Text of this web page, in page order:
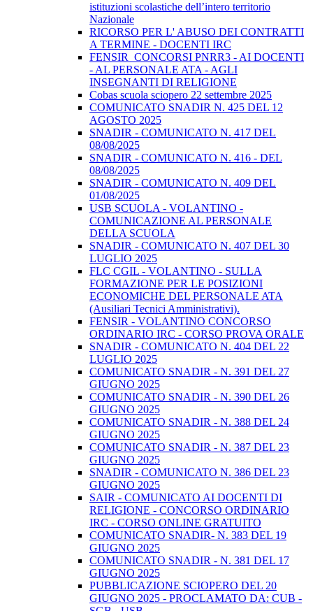
istituzioni scolastiche dell’intero territorio
Nazionale
RICORSO PER L' ABUSO DEI CONTRATTI
A TERMINE - DOCENTI IRC
FENSIR_CONCORSI PNRR3 - AI DOCENTI
- AL PERSONALE ATA - AGLI
INSEGNANTI DI RELIGIONE
Cobas scuola sciopero 22 settembre 2025
COMUNICATO SNADIR N. 425 DEL 12
AGOSTO 2025
SNADIR - COMUNICATO N. 417 DEL
08/08/2025
SNADIR - COMUNICATO N. 416 - DEL
08/08/2025
SNADIR - COMUNICATO N. 409 DEL
01/08/2025
USB SCUOLA - VOLANTINO -
COMUNICAZIONE AL PERSONALE
DELLA SCUOLA
SNADIR - COMUNICATO N. 407 DEL 30
LUGLIO 2025
FLC CGIL - VOLANTINO - SULLA
FORMAZIONE PER LE POSIZIONI
ECONOMICHE DEL PERSONALE ATA
(Ausiliari Tecnici Amministrativi).
FENSIR - VOLANTINO CONCORSO
ORDINARIO IRC - CORSO PROVA ORALE
SNADIR - COMUNICATO N. 404 DEL 22
LUGLIO 2025
COMUNICATO SNADIR - N. 391 DEL 27
GIUGNO 2025
COMUNICATO SNADIR - N. 390 DEL 26
GIUGNO 2025
COMUNICATO SNADIR - N. 388 DEL 24
GIUGNO 2025
COMUNICATO SNADIR - N. 387 DEL 23
GIUGNO 2025
SNADIR - COMUNICATO N. 386 DEL 23
GIUGNO 2025
SAIR - COMUNICATO AI DOCENTI DI
RELIGIONE - CONCORSO ORDINARIO
IRC - CORSO ONLINE GRATUITO
COMUNICATO SNADIR- N. 383 DEL 19
GIUGNO 2025
COMUNICATO SNADIR - N. 381 DEL 17
GIUGNO 2025
PUBBLICAZIONE SCIOPERO DEL 20
GIUGNO 2025 - PROCLAMATO DA: CUB -